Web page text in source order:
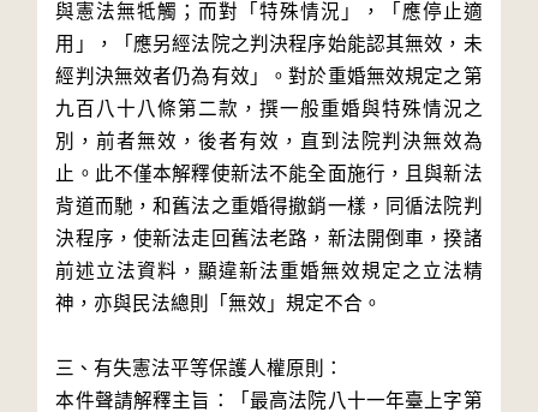
與憲法無牴觸；而對「特殊情況」，「應停止適
用」，「應另經法院之判決程序始能認其無效，未
經判決無效者仍為有效」。對於重婚無效規定之第
九百八十八條第二款，撰一般重婚與特殊情況之
別，前者無效，後者有效，直到法院判決無效為
止。此不僅本解釋使新法不能全面施行，且與新法
背道而馳，和舊法之重婚得撤銷一樣，同循法院判
決程序，使新法走回舊法老路，新法開倒車，揆諸
前述立法資料，顯違新法重婚無效規定之立法精
神，亦與民法總則「無效」規定不合。
三、有失憲法平等保護人權原則：
本件聲請解釋主旨：「最高法院八十一年臺上字第